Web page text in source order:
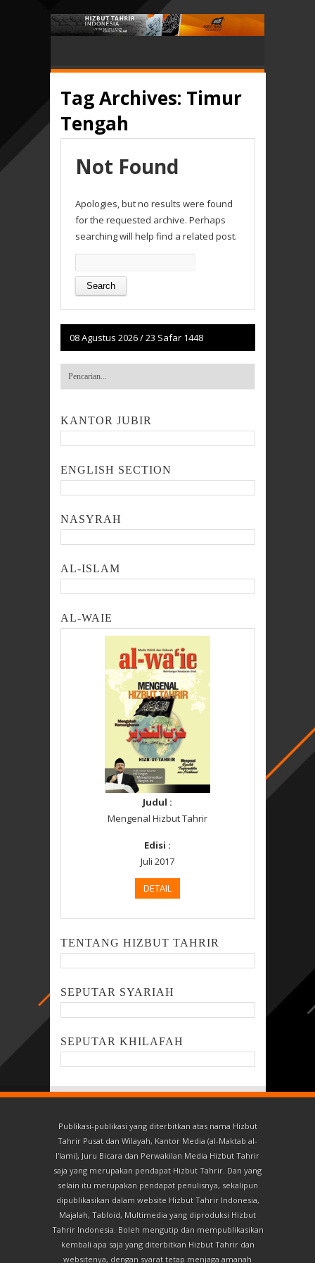
Tag Archives: Timur
Tengah
Not Found
Apologies, but no results were found
for the requested archive. Perhaps
searching will help find a related post.
for:
08 Agustus 2026/23 Safar 1448
KANTOR JUBIR
ENGLISH SECTION
NASYRAH
AL-ISLAM
AL-WAIE
Judul :
Mengenal Hizbut Tahrir
Edisi :
Juli 2017
DETAIL
TENTANG HIZBUT TAHRIR
SEPUTAR SYARIAH
SEPUTAR KHILAFAH
Publikasi-publikasi yang diterbitkan atas nama Hizbut
Tahrir Pusat dan Wilayah, Kantor Media (al-Maktab al-
I'lami), Juru Bicara dan Perwakilan Media Hizbut Tahrir
saja yang merupakan pendapat Hizbut Tahrir. Dan yang
selain itu merupakan pendapat penulisnya, sekalipun
dipublikasikan dalam website Hizbut Tahrir Indonesia,
Majalah, Tabloid, Multimedia yang diproduksi Hizbut
Tahrir Indonesia. Boleh mengutip dan mempublikasikan
kembali apa saja yang diterbitkan Hizbut Tahrir dan
websitenya, dengan syarat tetap menjaga amanah